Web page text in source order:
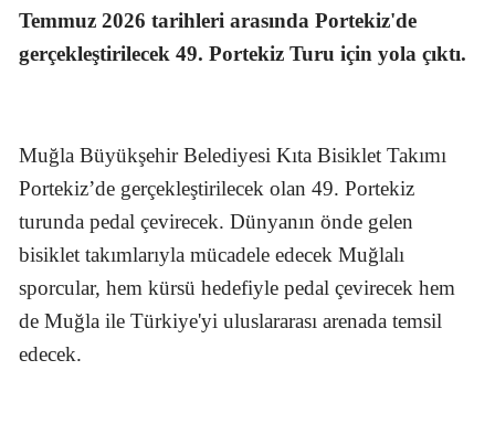
Temmuz 2026 tarihleri arasında Portekiz'de
gerçekleştirilecek 49. Portekiz Turu için yola çıktı.
Muğla Büyükşehir Belediyesi Kıta Bisiklet Takımı
Portekiz’de gerçekleştirilecek olan 49. Portekiz
turunda pedal çevirecek. Dünyanın önde gelen
bisiklet takımlarıyla mücadele edecek Muğlalı
sporcular, hem kürsü hedefiyle pedal çevirecek hem
de Muğla ile Türkiye'yi uluslararası arenada temsil
edecek.